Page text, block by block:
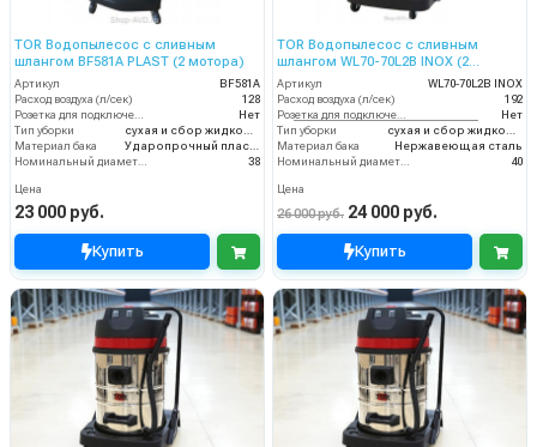
TOR Водопылесос с сливным
шлангом BF581A PLAST (2 мотора)
Артикул
BF581A
Расход воздуха (л/сек)
128
Розетка для подключения инструмента
Нет
Тип уборки
сухая и сбор жидкостей
Материал бака
Ударопрочный пластик
Номинальный диаметр принадлежностей (мм)
38
Цена
23 000 руб.
Купить
TOR Водопылесос с сливным
шлангом WL70-70L2B INOX (2
мотора)
Артикул
WL70-70L2B INOX
Расход воздуха (л/сек)
192
Розетка для подключения инструмента
Нет
Тип уборки
сухая и сбор жидкостей
Материал бака
Нержавеющая сталь
Номинальный диаметр принадлежностей (мм)
40
Цена
26 000 руб. 24 000 руб.
Купить